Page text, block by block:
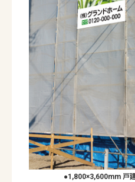
●1,800×3,600mm 戸